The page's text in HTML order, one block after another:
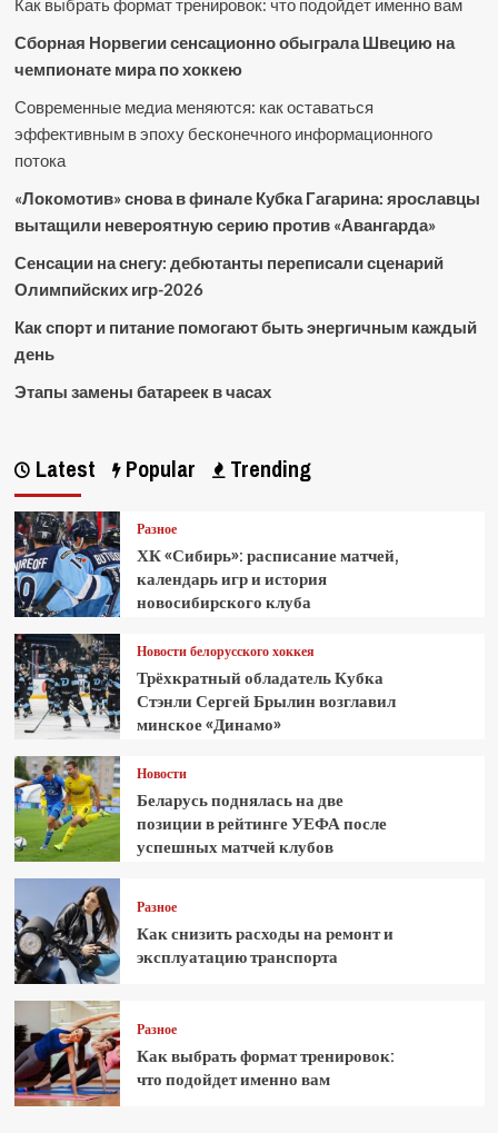
Как выбрать формат тренировок: что подойдет именно вам
Сборная Норвегии сенсационно обыграла Швецию на
чемпионате мира по хоккею
Современные медиа меняются: как оставаться
эффективным в эпоху бесконечного информационного
потока
«Локомотив» снова в финале Кубка Гагарина: ярославцы
вытащили невероятную серию против «Авангарда»
Сенсации на снегу: дебютанты переписали сценарий
Олимпийских игр-2026
Как спорт и питание помогают быть энергичным каждый
день
Этапы замены батареек в часах
Latest Popular Trending
Разное
ХК «Сибирь»: расписание матчей,
календарь игр и история
новосибирского клуба
Новости белорусского хоккея
Трёхкратный обладатель Кубка
Стэнли Сергей Брылин возглавил
минское «Динамо»
Новости
Беларусь поднялась на две
позиции в рейтинге УЕФА после
успешных матчей клубов
Разное
Как снизить расходы на ремонт и
эксплуатацию транспорта
Разное
Как выбрать формат тренировок:
что подойдет именно вам